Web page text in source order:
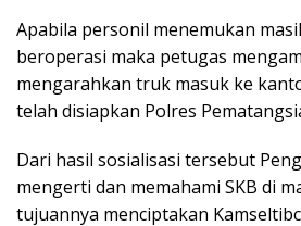
Apabila personil menemukan
beroperasi maka petugas
mengarahkan truk masuk ke
telah disiapkan Polres
Dari hasil sosialisasi tersebut
mengerti dan memahami SKB di
tujuannya menciptakan